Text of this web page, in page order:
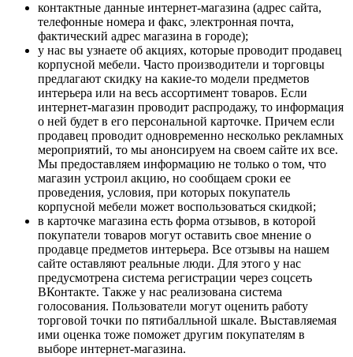
контактные данные интернет-магазина (адрес сайта,
телефонные номера и факс, электронная почта,
фактический адрес магазина в городе);
у нас вы узнаете об акциях, которые проводит продавец
корпусной мебели. Часто производители и торговцы
предлагают скидку на какие-то модели предметов
интерьера или на весь ассортимент товаров. Если
интернет-магазин проводит распродажу, то информация
о ней будет в его персональной карточке. Причем если
продавец проводит одновременно несколько рекламных
мероприятий, то мы анонсируем на своем сайте их все.
Мы предоставляем информацию не только о том, что
магазин устроил акцию, но сообщаем сроки ее
проведения, условия, при которых покупатель
корпусной мебели может воспользоваться скидкой;
в карточке магазина есть форма отзывов, в которой
покупатели товаров могут оставить свое мнение о
продавце предметов интерьера. Все отзывы на нашем
сайте оставляют реальные люди. Для этого у нас
предусмотрена система регистрации через соцсеть
ВКонтакте. Также у нас реализована система
голосования. Пользователи могут оценить работу
торговой точки по пятибалльной шкале. Выставляемая
ими оценка тоже поможет другим покупателям в
выборе интернет-магазина.